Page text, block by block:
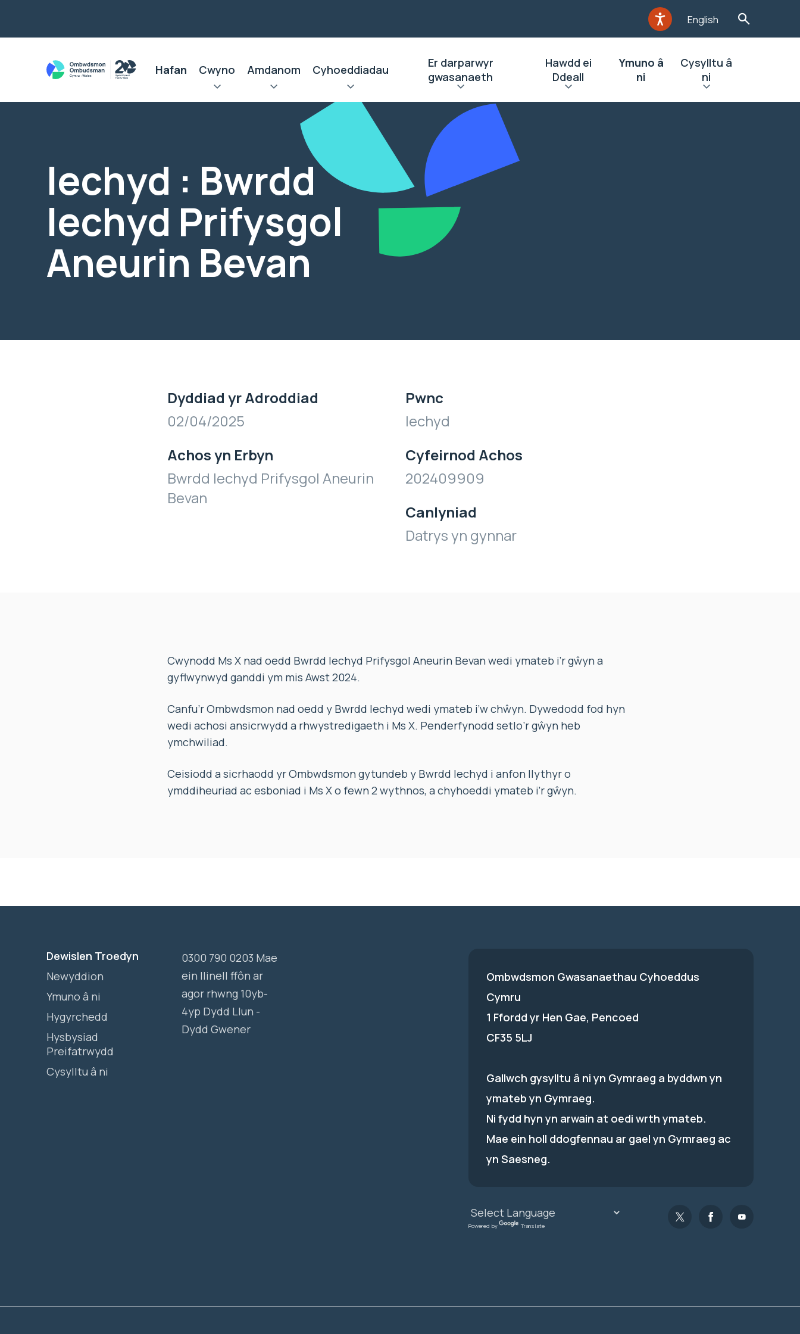
English
Hafan Cwyno Amdanom Cyhoeddiadau
Er darparwyr
gwasanaeth
Hawdd ei
Ddeall
Ymuno â
ni
Cysylltu â
ni
Iechyd : Bwrdd
Iechyd Prifysgol
Aneurin Bevan
Dyddiad yr Adroddiad
02/04/2025
Achos yn Erbyn
Bwrdd Iechyd Prifysgol Aneurin
Bevan
Pwnc
Iechyd
Cyfeirnod Achos
202409909
Canlyniad
Datrys yn gynnar
Cwynodd Ms X nad oedd Bwrdd Iechyd Prifysgol Aneurin Bevan wedi ymateb i’r gŵyn a
gyflwynwyd ganddi ym mis Awst 2024.
Canfu’r Ombwdsmon nad oedd y Bwrdd Iechyd wedi ymateb i’w chŵyn. Dywedodd fod hyn
wedi achosi ansicrwydd a rhwystredigaeth i Ms X. Penderfynodd setlo’r gŵyn heb
ymchwiliad.
Ceisiodd a sicrhaodd yr Ombwdsmon gytundeb y Bwrdd Iechyd i anfon llythyr o
ymddiheuriad ac esboniad i Ms X o fewn 2 wythnos, a chyhoeddi ymateb i’r gŵyn.
Dewislen Troedyn
Newyddion
Ymuno â ni
Hygyrchedd
Hysbysiad
Preifatrwydd
Cysylltu â ni
0300 790 0203 Mae
ein llinell ffôn ar
agor rhwng 10yb-
4yp Dydd Llun -
Dydd Gwener
Ombwdsmon Gwasanaethau Cyhoeddus
Cymru
1 Ffordd yr Hen Gae, Pencoed
CF35 5LJ
Gallwch gysylltu â ni yn Gymraeg a byddwn yn
ymateb yn Gymraeg.
Ni fydd hyn yn arwain at oedi wrth ymateb.
Mae ein holl ddogfennau ar gael yn Gymraeg ac
yn Saesneg.
Powered by Translate